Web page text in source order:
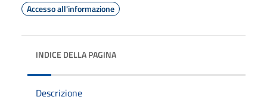
Accesso all'informazione
INDICE DELLA PAGINA
Descrizione